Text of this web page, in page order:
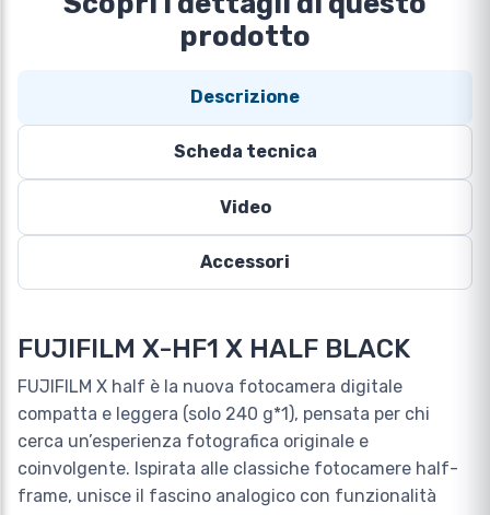
prodotto
Descrizione
Scheda tecnica
Video
Accessori
FUJIFILM X-HF1 X HALF BLACK
FUJIFILM X half è la nuova fotocamera digitale
compatta e leggera (solo 240 g*1), pensata per chi
cerca un’esperienza fotografica originale e
coinvolgente. Ispirata alle classiche fotocamere half-
frame, unisce il fascino analogico con funzionalità